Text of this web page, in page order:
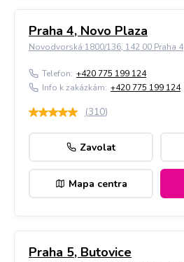
Praha 4, Novo Plaza
Novodvorská 1800/136, 142 00 Praha 4
Telefon: +420 775 199 124
Info k zakázkám: +420 775 199 124
(310)
Zavolat
Mapa centra
Praha 5, Butovice